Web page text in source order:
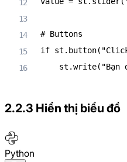
# Buttons
if st . button(
    st
.write( "Bạn
2.2.3 Hiển thị biểu đồ
Python